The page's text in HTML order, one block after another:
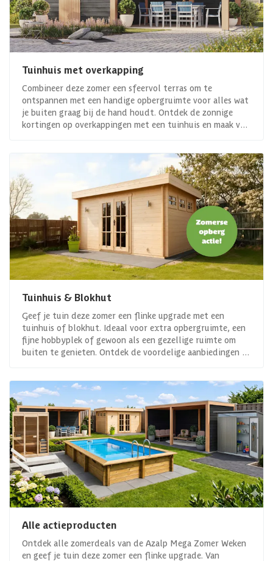
Tuinhuis met overkapping
Combineer deze zomer een sfeervol terras om te
ontspannen met een handige opbergruimte voor alles wat
je buiten graag bij de hand houdt. Ontdek de zonnige
kortingen op overkappingen met een tuinhuis en maak van
Tuinhuis & Blokhut
Geef je tuin deze zomer een flinke upgrade met een
tuinhuis of blokhut. Ideaal voor extra opbergruimte, een
fijne hobbyplek of gewoon als een gezellige ruimte om
buiten te genieten. Ontdek de voordelige aanbiedingen en
Alle actieproducten
Ontdek alle zomerdeals van de Azalp Mega Zomer Weken
en geef je tuin deze zomer een flinke upgrade. Van